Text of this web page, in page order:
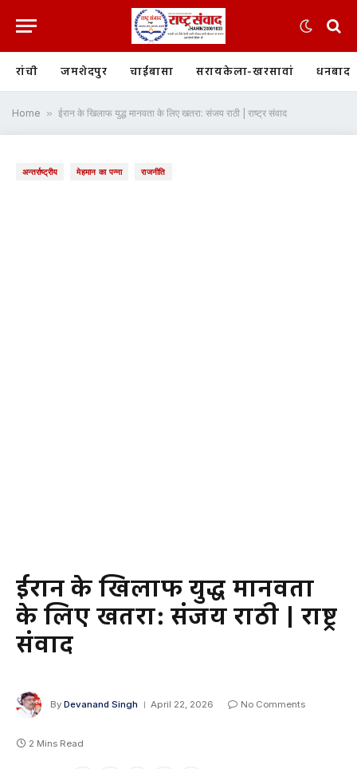
रांची जमशेदपुर चाईबासा सरायकेला-खरसावां धनबाद
Home » ईरान के खिलाफ युद्ध मानवता के लिए खतरा: संजय राठी | राष्ट्र संवाद
अन्तर्राष्ट्रीय मेहमान का पन्ना राजनीति
ईरान के खिलाफ युद्ध मानवता
के लिए खतरा: संजय राठी | राष्ट्र
संवाद
By Devanand Singh April 22, 2026 No Comments
2 Mins Read